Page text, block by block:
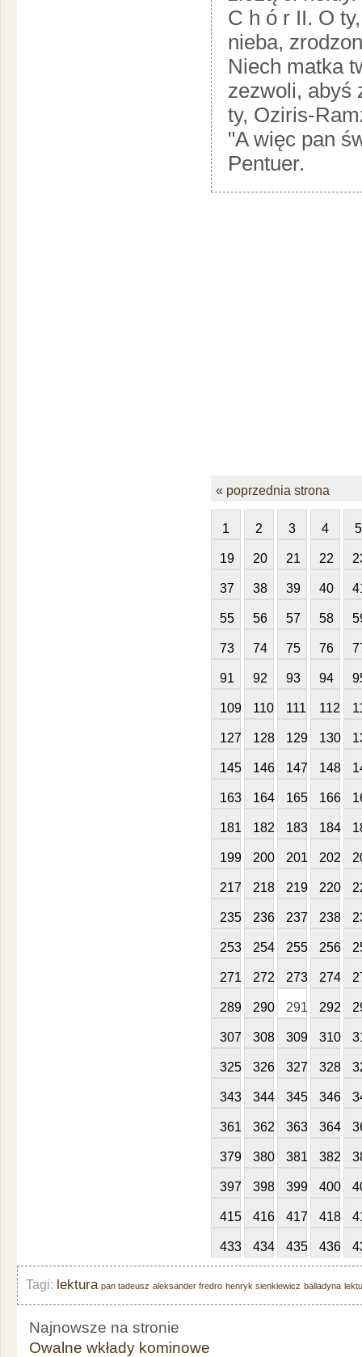
C h ó r II. O
nieba,
Niech matka
zezwoli, abyś
ty, Oziris-
"A więc pan
Pentuer.
« poprzednia strona
1 2 3 4 5
19 20 21 22
37 38 39 40
55 56 57 58
73 74 75 76
91 92 93 94
109 110 111 112
127 128 129 130
145 146 147 148
163 164 165 166
181 182 183 184
199 200 201 202
217 218 219 220
235 236 237 238
253 254 255 256
271 272 273 274
289 290 291 292
307 308 309 310
325 326 327 328
343 344 345 346
361 362 363 364
379 380 381 382
397 398 399 400
415 416 417 418
433 434 435 436
Tagi: lektura pan tadeusz aleksander fredro henryk sienkiewicz balladyna
Najnowsze na stronie
Owalne wkłady kominowe